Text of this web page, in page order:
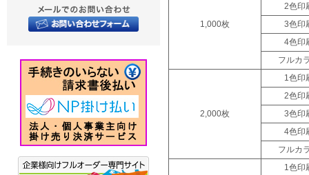
1,000枚
2色印
3色印
4色印
フルカ
2,000枚
1色印
2色印
3色印
4色印
フルカ
1色印